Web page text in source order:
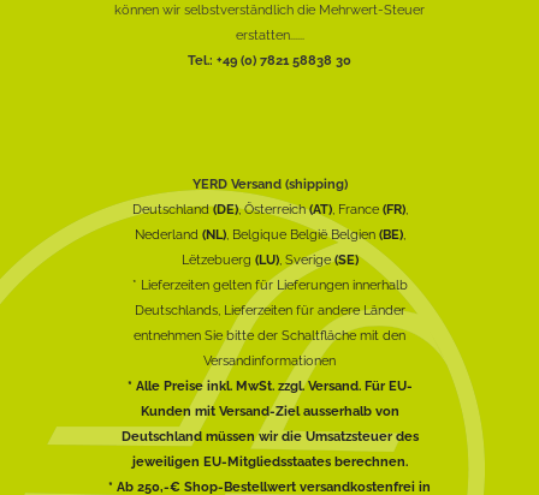
können wir selbstverständlich die Mehrwert-Steuer
erstatten......
Tel.: +49 (0) 7821 58838 30
YERD Versand (shipping)
Deutschland(DE), Österreich(AT), France (FR),
Nederland (NL), Belgique België Belgien (BE),
Lëtzebuerg (LU), Sverige(SE)
* Lieferzeiten gelten für Lieferungen innerhalb
Deutschlands, Lieferzeiten für andere Länder
entnehmen Sie bitte der Schaltfläche mit den
Versandinformationen
* Alle Preise inkl. MwSt. zzgl. Versand. Für EU-
Kunden mit Versand-Ziel ausserhalb von
Deutschland müssen wir die Umsatzsteuer des
jeweiligen EU-Mitgliedsstaates berechnen.
* Ab 250,-€ Shop-Bestellwert versandkostenfrei in